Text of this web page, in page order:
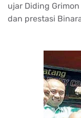
ujar Diding
dan prestasi